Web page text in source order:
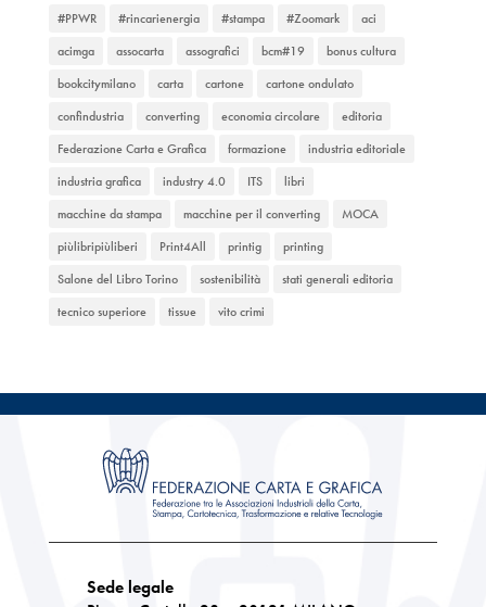
#PPWR
#rincarienergia #stampa #Zoomark
aci
acimga
assocarta assografici bcm#19
bonus cultura
bookcitymilano
carta cartone
cartone ondulato
confindustria
converting economia circolare
editoria
Federazione Carta e Grafica
formazione
industria editoriale
industria grafica
industry 4.0 ITS
libri
macchine da stampa
macchine per il converting
MOCA
piùlibripiùliberi
Print4All printig
printing
Salone del Libro Torino
sostenibilità
stati generali editoria
tecnico superiore
tissue vito crimi
Sede legale